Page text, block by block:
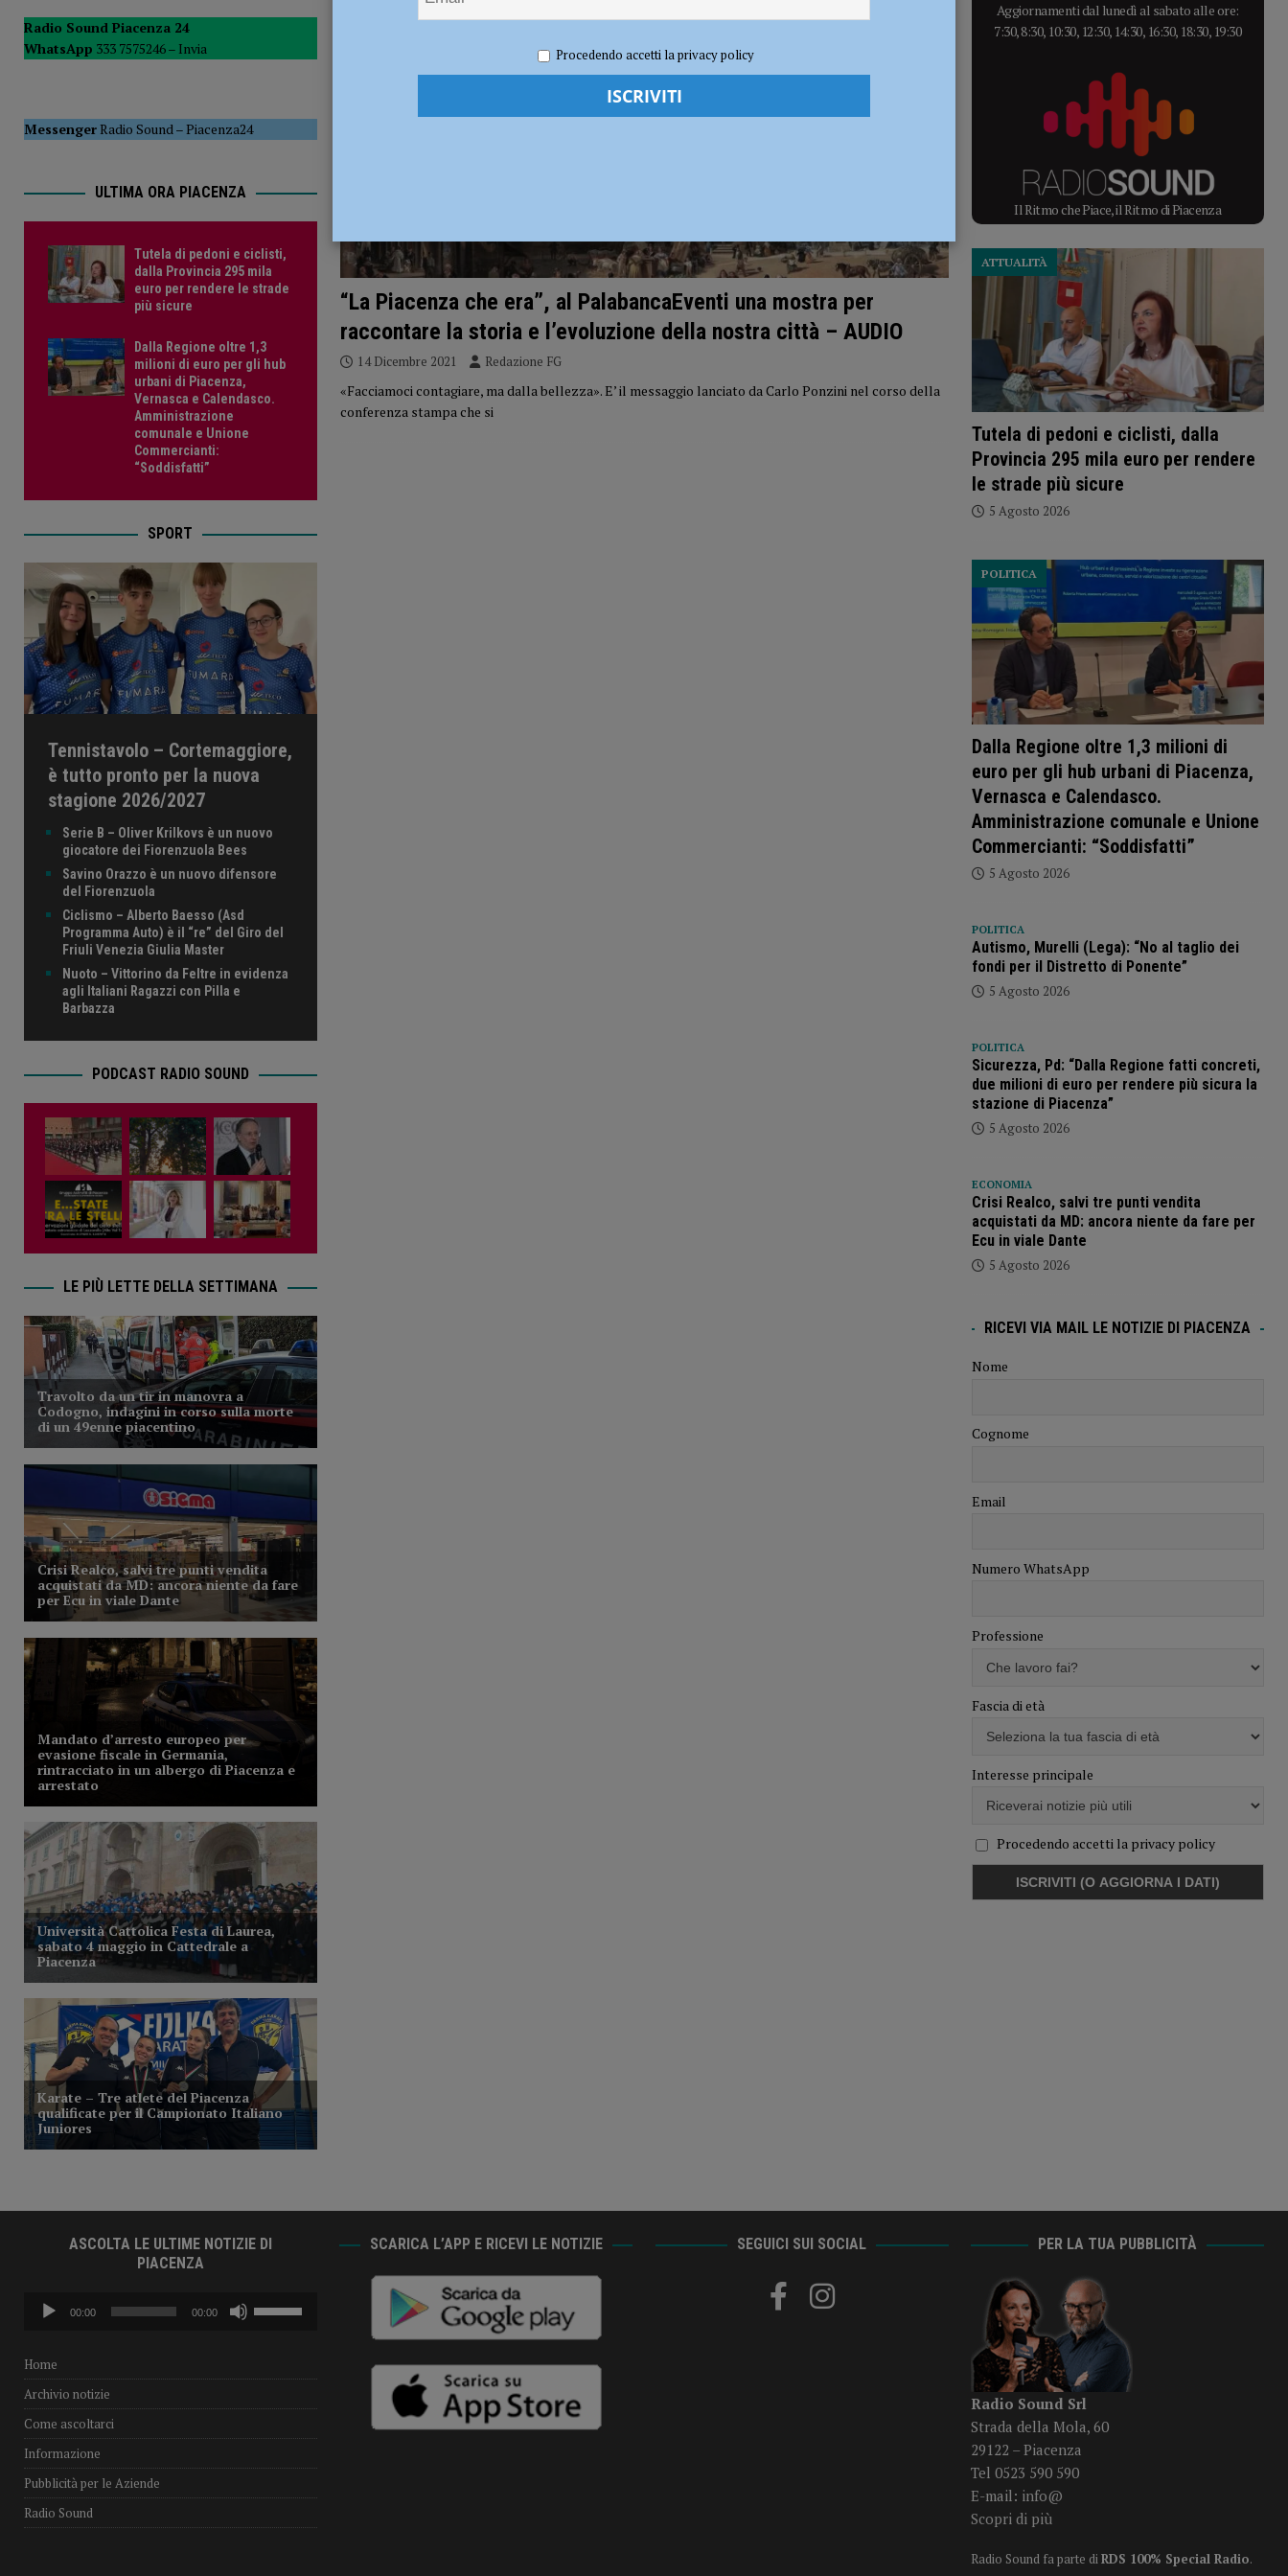
del Consiglio POLITICA
[ 5 Agosto 2026 ] Tutela di pedoni e ciclisti, dalla Provincia 295 mila euro per rendere le strade più sicure ATTUALITÀ
“La Piacenza che era”, al PalabancaEventi una mostra per
raccontare la storia e l’evoluzione della nostra città – AUDIO
14 Dicembre 2021 Redazione FG
«Facciamoci contagiare, ma dalla bellezza». E’ il messaggio lanciato da Carlo Ponzini nel corso della
conferenza stampa che si
Radio Sound Piacenza 24
WhatsApp 333 7575246 – Invia
MessengerRadio Sound–Piacenza24
ULTIMA ORA PIACENZA
Tutela di pedoni e ciclisti,
dalla Provincia 295 mila
euro per rendere le strade
più sicure
Dalla Regione oltre 1,3
milioni di euro per gli hub
urbani di Piacenza,
Vernasca e Calendasco.
Amministrazione
comunale e Unione
Commercianti:
“Soddisfatti”
SPORT
Tennistavolo – Cortemaggiore,
è tutto pronto per la nuova
stagione 2026/2027
Serie B – Oliver Krilkovs è un nuovo
giocatore dei Fiorenzuola Bees
Savino Orazzo è un nuovo difensore
del Fiorenzuola
Ciclismo – Alberto Baesso (Asd
Programma Auto) è il “re” del Giro del
Friuli Venezia Giulia Master
Nuoto – Vittorino da Feltre in evidenza
agli Italiani Ragazzi con Pilla e
Barbazza
PODCAST RADIO SOUND
LE PIÙ LETTE DELLA SETTIMANA
Aggiornamenti dal lunedì al sabato alle ore:
7:30, 8:30, 10:30, 12:30, 14:30, 16:30, 18:30, 19:30
Il Ritmo che Piace, il Ritmo di Piacenza
Tutela di pedoni e ciclisti, dalla
Provincia 295 mila euro per rendere
le strade più sicure
ATTUALITÀ
5 Agosto 2026
Dalla Regione oltre 1,3 milioni di
euro per gli hub urbani di Piacenza,
Vernasca e Calendasco.
Amministrazione comunale e Unione
Commercianti: “Soddisfatti”
POLITICA
5 Agosto 2026
POLITICA
Autismo, Murelli (Lega): “No al taglio dei
fondi per il Distretto di Ponente”
5 Agosto 2026
POLITICA
Sicurezza, Pd: “Dalla Regione fatti concreti,
due milioni di euro per rendere più sicura la
stazione di Piacenza”
5 Agosto 2026
ECONOMIA
Crisi Realco, salvi tre punti vendita
acquistati da MD: ancora niente da fare per
Ecu in viale Dante
5 Agosto 2026
RICEVI VIA MAIL LE NOTIZIE DI PIACENZA
Nome
Cognome
Email
Numero WhatsApp
Professione
Fascia di età
Interesse principale
Procedendo accetti la privacy policy
ASCOLTA LE ULTIME NOTIZIE DI
PIACENZA
Audio
Player
00:00 00:00
i
su/giù
o
il
Home
Archivio notizie
Come ascoltarci
Informazione
Pubblicità per le Aziende
Radio Sound
SCARICA L’APP E RICEVI LE NOTIZIE SEGUICI SUI SOCIAL PER LA TUA PUBBLICITÀ
Radio Sound Srl
Strada della Mola, 60
29122 – Piacenza
Tel 0523 590 590
E-mail: info@
Scopri di più
Radio Sound fa parte di RDS 100% Special Radio.
Procedendo accetti la privacy policy